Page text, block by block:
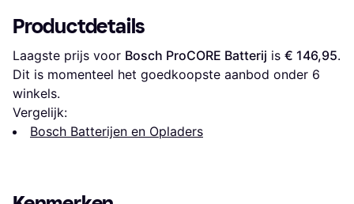
Productdetails
Laagste prijs voor Bosch ProCORE Batterij is € 146,95.
Dit is momenteel het goedkoopste aanbod onder 6
winkels.
Vergelijk:
Bosch Batterijen en Opladers